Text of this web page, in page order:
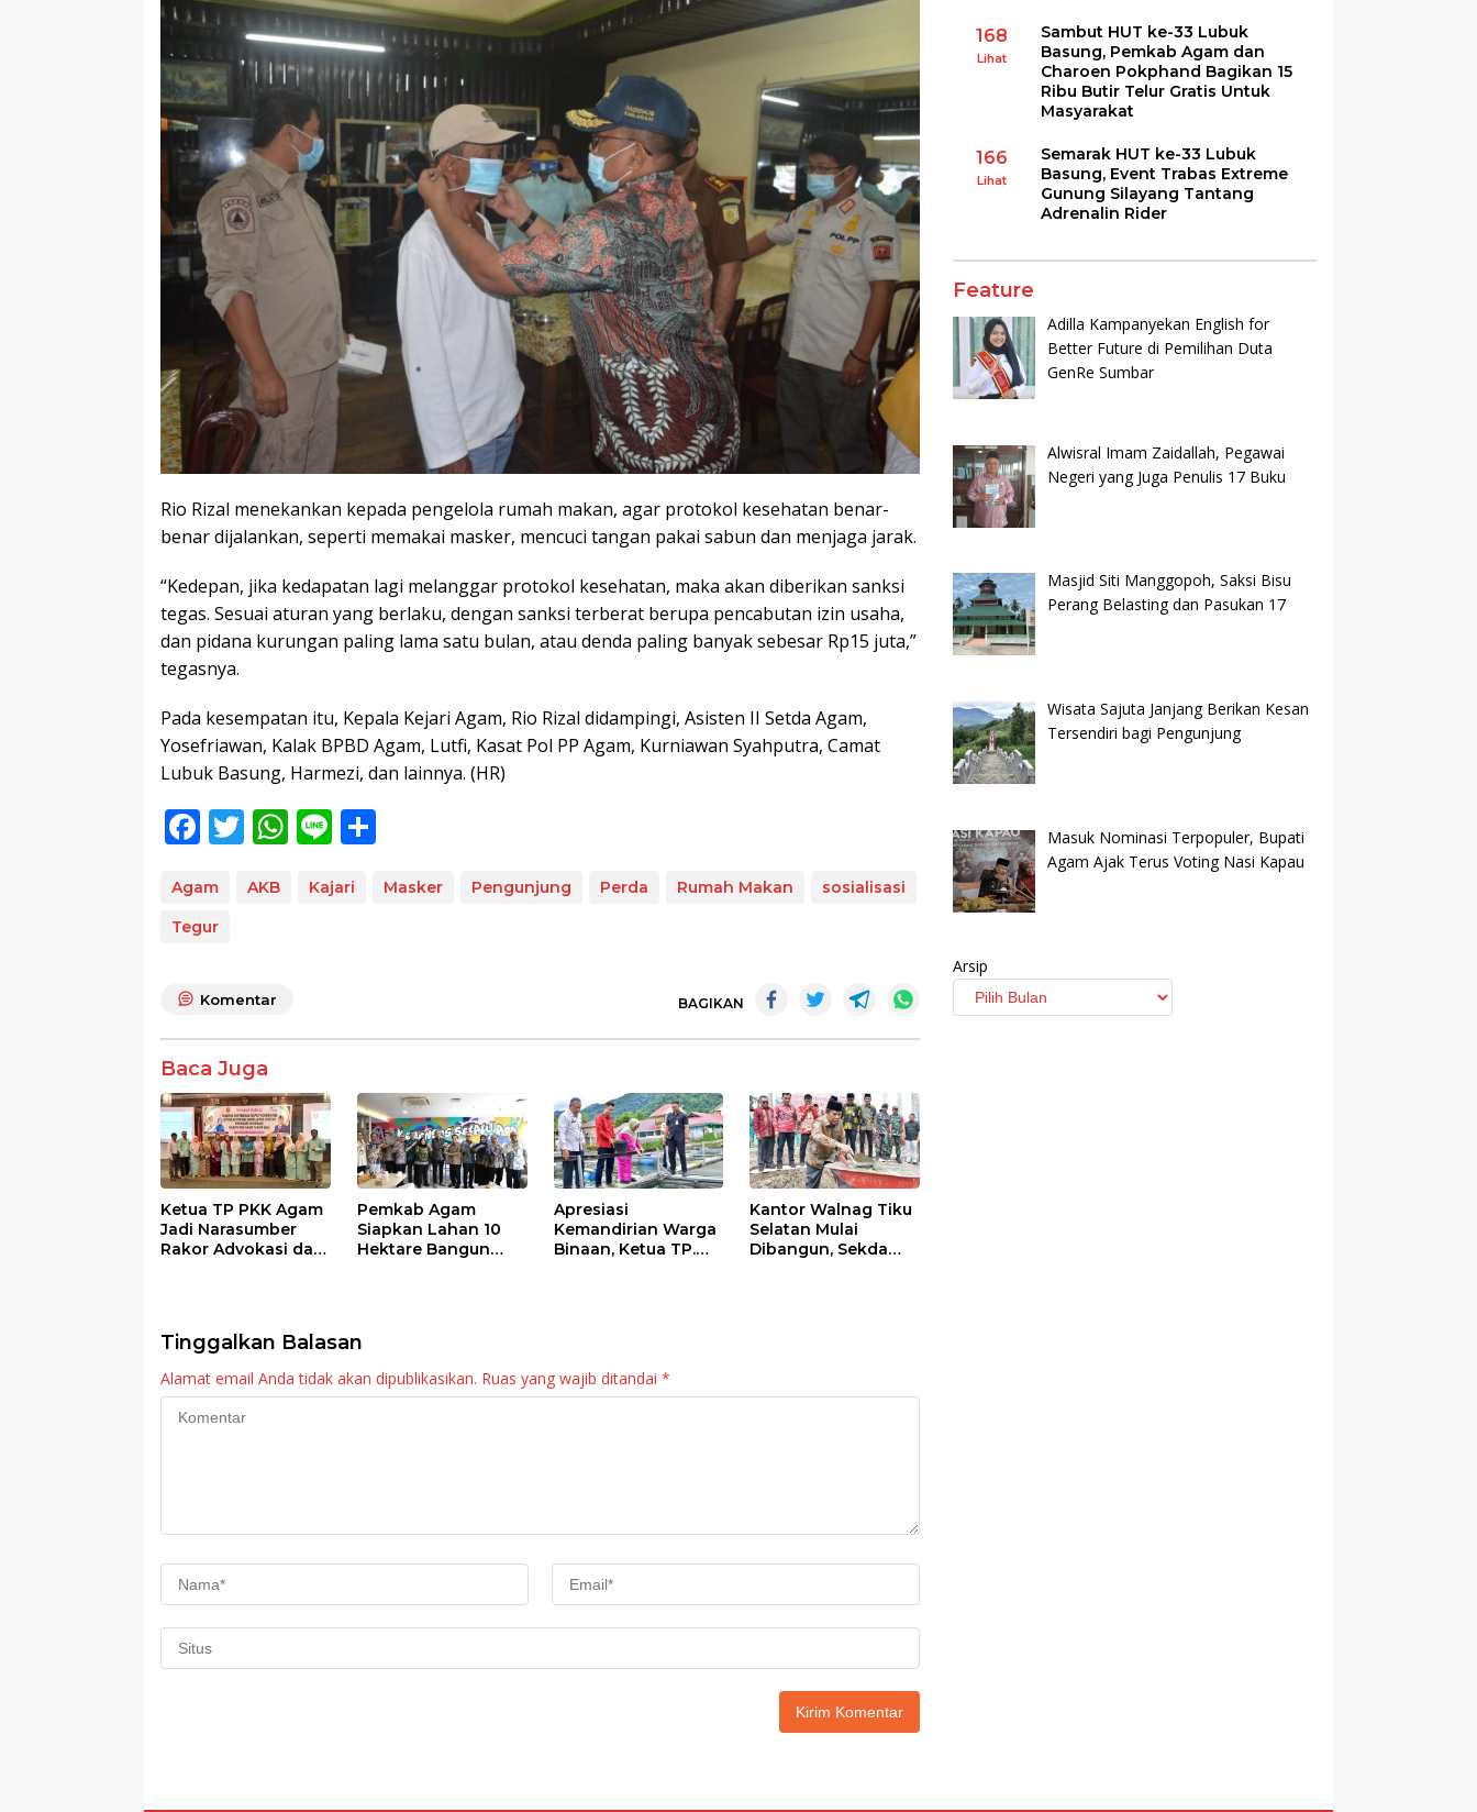
Rio Rizal menekankan kepada pengelola rumah makan, agar protokol kesehatan benar-
benar dijalankan, seperti memakai masker, mencuci tangan pakai sabun dan menjaga jarak.
“Kedepan, jika kedapatan lagi melanggar protokol kesehatan, maka akan diberikan sanksi
tegas. Sesuai aturan yang berlaku, dengan sanksi terberat berupa pencabutan izin usaha,
dan pidana kurungan paling lama satu bulan, atau denda paling banyak sebesar Rp15 juta,”
tegasnya.
Pada kesempatan itu, Kepala Kejari Agam, Rio Rizal didampingi, Asisten II Setda Agam,
Yosefriawan, Kalak BPBD Agam, Lutfi, Kasat Pol PP Agam, Kurniawan Syahputra, Camat
Lubuk Basung, Harmezi, dan lainnya. (HR)
F
e
b
o
k
T
itt
W
at
p
Li
e ar
Agam AKB Kajari Masker Pengunjung Perda Rumah Makan
sosialisasi
Tegur
Komentar BAGIKAN
Baca Juga
Ketua TP PKK Agam
Jadi Narasumber
Rakor Advokasi dan
Pemkab Agam
Siapkan Lahan 10
Hektare Bangun
Apresiasi
Kemandirian Warga
Binaan, Ketua TP.
Kantor Walnag Tiku
Selatan Mulai
Dibangun, Sekda
Tinggalkan Balasan
Alamat email Anda tidak akan dipublikasikan. Ruas yang wajib ditandai *
168
Lihat
Sambut HUT ke-33 Lubuk
Basung, Pemkab Agam dan
Charoen Pokphand Bagikan 15
Ribu Butir Telur Gratis Untuk
Masyarakat
166
Lihat
Semarak HUT ke-33 Lubuk
Basung, Event Trabas Extreme
Gunung Silayang Tantang
Adrenalin Rider
Feature
Adilla Kampanyekan English for
Better Future di Pemilihan Duta
GenRe Sumbar
Alwisral Imam Zaidallah, Pegawai
Negeri yang Juga Penulis 17 Buku
Masjid Siti Manggopoh, Saksi Bisu
Perang Belasting dan Pasukan 17
Wisata Sajuta Janjang Berikan Kesan
Tersendiri bagi Pengunjung
Masuk Nominasi Terpopuler, Bupati
Agam Ajak Terus Voting Nasi Kapau
Arsip